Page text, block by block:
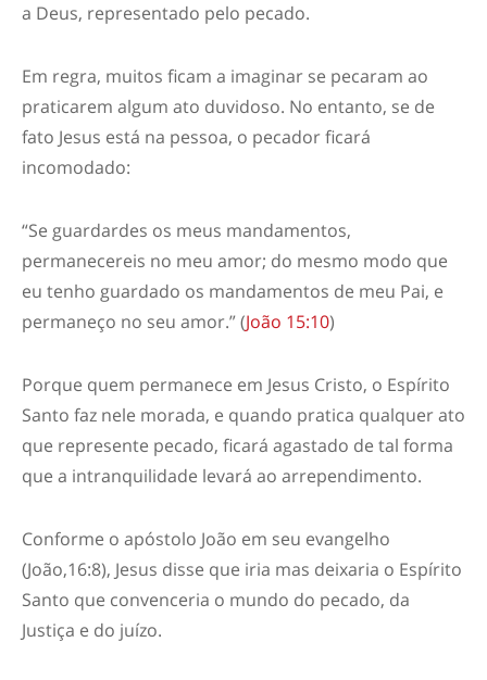
a Deus, representado pelo pecado.
Em regra, muitos ficam a imaginar se pecaram ao
praticarem algum ato duvidoso. No entanto, se de
fato Jesus está na pessoa, o pecadorficará
incomodado:
“Se guardardes os meus mandamentos,
permanecereis no meu amor; do mesmo modo que
eu tenho guardado os mandamentos de meu Pai, e
permaneço no seu amor.” (João 15:10)
Porque quem permanece em Jesus Cristo, o Espírito
Santo faz nele morada, e quando pratica qualquer ato
que represente pecado, ficará agastado de tal forma
que a intranquilidade levará ao arrependimento.
Conforme o apóstolo João em seu evangelho
(João,16:8), Jesus disse que iria mas deixaria o Espírito
Santo que convenceria o mundo do pecado, da
Justiça e do juízo.